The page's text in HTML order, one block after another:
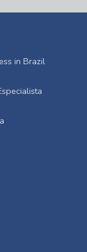
in Brazil